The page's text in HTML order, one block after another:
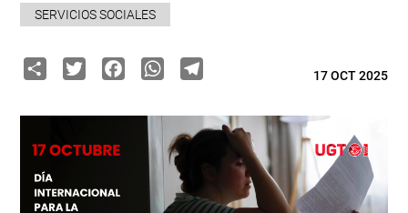
SERVICIOS SOCIALES
ShareTwitterFacebook
WhatsApp
Telegram17 OCT 2025